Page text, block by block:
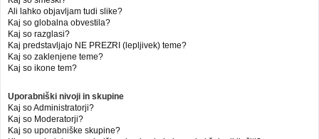
Ali lahko objavljam tudi slike?
Kaj so globalna obvestila?
Kaj so razglasi?
Kaj predstavljajo NE PREZRI (lepljivek) teme?
Kaj so zaklenjene teme?
Kaj so ikone tem?
Uporabniški nivoji in skupine
Kaj so Administratorji?
Kaj so Moderatorji?
Kaj so uporabniške skupine?